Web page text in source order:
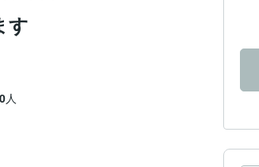
す
0人